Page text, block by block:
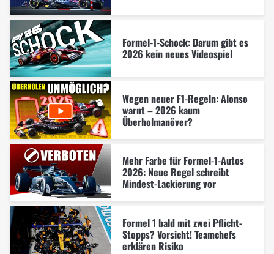
Formel-1-Schock: Darum gibt es
2026 kein neues Videospiel
Wegen neuer F1-Regeln: Alonso
warnt – 2026 kaum
Überholmanöver?
Mehr Farbe für Formel-1-Autos
2026: Neue Regel schreibt
Mindest-Lackierung vor
Formel 1 bald mit zwei Pflicht-
Stopps? Vorsicht! Teamchefs
erklären Risiko